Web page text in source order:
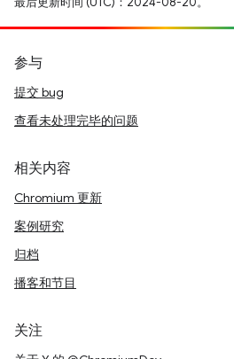
参与
提交 bug
查看未处理完毕的问题
相关内容
Chromium 更新
案例研究
归档
播客和节目
关注